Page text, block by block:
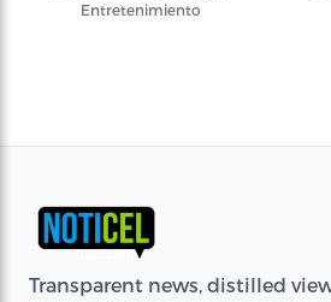
Entretenimiento
Transparent news, distilled